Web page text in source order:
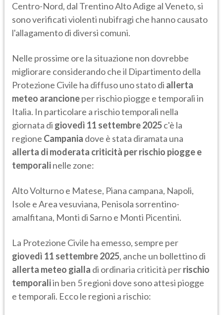
Centro-Nord, dal Trentino Alto Adige al Veneto, si
sono verificati violenti nubifragi che hanno causato
l'allagamento di diversi comuni.
Nelle prossime ore la situazione non dovrebbe
migliorare considerando che il Dipartimento della
Protezione Civile ha diffuso uno stato di allerta
meteo arancioneper rischio piogge e temporali in
Italia. In particolare a rischio temporali nella
giornata di giovedì 11 settembre 2025c'è la
regione Campania dove è stata diramata una
allerta di moderata criticità per rischio piogge e
temporalinelle zone:
Alto Volturno e Matese, Piana campana, Napoli,
Isole e Area vesuviana, Penisola sorrentino-
amalfitana, Monti di Sarno e Monti Picentini.
La Protezione Civile ha emesso, sempre per
giovedì 11 settembre 2025, anche un bollettino di
allerta meteo gialla di ordinaria criticità perrischio
temporaliin ben 5 regioni dove sono attesi piogge
e temporali. Ecco le regioni a rischio: